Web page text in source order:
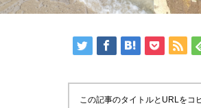
この記事のタイトルとURLをコ